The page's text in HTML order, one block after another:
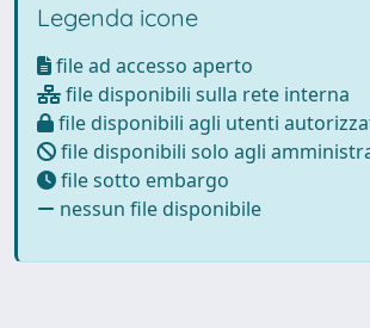
Legenda icone
file ad accesso aperto
file disponibili sulla rete interna
file disponibili agli utenti
file disponibili solo agli
file sotto embargo
nessun file disponibile